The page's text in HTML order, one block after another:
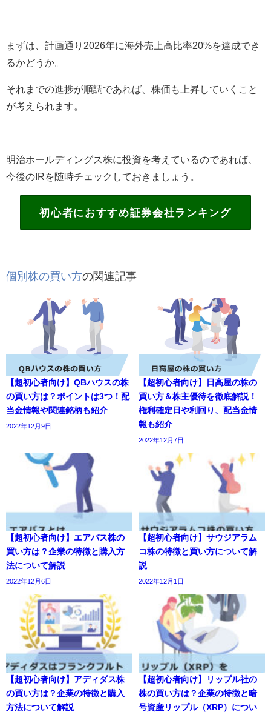
まずは、計画通り 2026年に海外売上高比率20%を達成でき
るかどうか。
それまでの進捗が順調であれば、株価も上昇していくこと
が考えられます。
明治ホールディングス株に投資を考えているのであれば、
今後の IRを随時チェックしておきましょう。
初心者におすすめ証券会社ランキング
個別株の買い方の関連記事
【超初心者向け】QBハウスの株
の買い方は？ポイントは3つ！配
当金情報や関連銘柄も紹介
2022年12月9日
【超初心者向け】日高屋の株の
買い方＆株主優待を徹底解説！
権利確定日や利回り、配当金情
報も紹介
2022年12月7日
【超初心者向け】エアバス株の
買い方は？企業の特徴と購入方
法について解説
2022年12月6日
【超初心者向け】サウジアラム
コ株の特徴と買い方について解
説
2022年12月1日
【超初心者向け】アディダス株
の買い方は？企業の特徴と購入
方法について解説
【超初心者向け】リップル社の
株の買い方は？企業の特徴と暗
号資産リップル（XRP）につい